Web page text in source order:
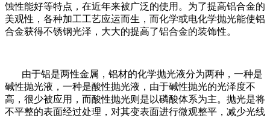
蚀性能好等特点，在近年来被广泛的使用。为了提高铝合金的
美观性，各种加工工艺应运而生，而化学或电化学抛光能使铝
合金获得不锈钢光泽，大大的提高了铝合金的装饰性。
由于铝是两性金属，铝材的化学抛光液分为两种，一种是
碱性抛光液，一种是酸性抛光液，由于碱性抛光的光泽度不
高，很少被应用，而酸性抛光则是以磷酸体系为主。抛光是将
不平整的表面经过处理，对其变表面进行微观整平，减少光线